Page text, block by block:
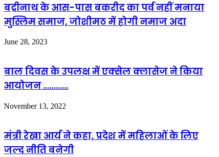
बद्रीनाथ के आस-पास बकरीद का पर्व नहीं मनाया
मुस्लिम समाज, जोशीमठ में होगी नमाज अदा
June 28, 2023
बाल दिवस के उपलक्ष में एक्सेल क्लासेज ने किया
आयोजन …………
November 13, 2022
मंत्री रेखा आर्य ने कहा, प्रदेश में महिलाओं के लिए
जल्द नीति बनेगी